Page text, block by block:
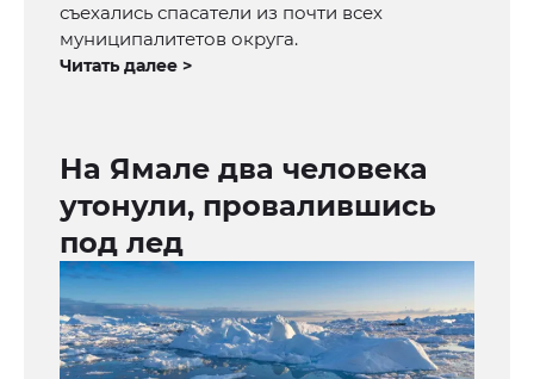
съехались спасатели из почти всех
муниципалитетов округа.
Читать далее >
На Ямале два человека
утонули, провалившись
под лед